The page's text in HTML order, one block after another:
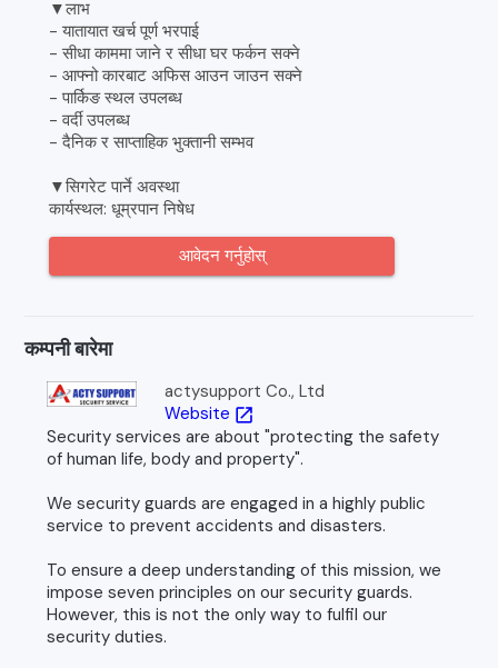
▼लाभ
- यातायात खर्च पूर्ण भरपाई
- सीधा काममा जाने र सीधा घर फर्कन सक्ने
- आफ्नो कारबाट अफिस आउन जाउन सक्ने
- पार्किङ स्थल उपलब्ध
- वर्दी उपलब्ध
- दैनिक र साप्ताहिक भुक्तानी सम्भव
▼सिगरेट पार्ने अवस्था
कार्यस्थल: धूम्रपान निषेध
आवेदन गर्नुहोस्
कम्पनी बारेमा
actysupport Co., Ltd
Website open_in_new
Security services are about "protecting the safety
of human life, body and property".
We security guards are engaged in a highly public
service to prevent accidents and disasters.
To ensure a deep understanding of this mission, we
impose seven principles on our security guards.
However, this is not the only way to fulfil our
security duties.